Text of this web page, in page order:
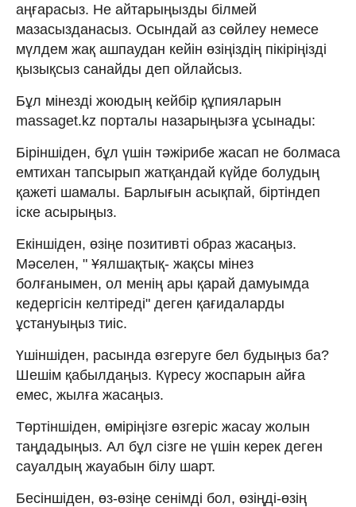
аңғарасыз. Не айтарыңызды білмей
мазасызданасыз. Осындай аз сөйлеу немесе
мүлдем жақ ашпаудан кейін өзіңіздің пікіріңізді
қызықсыз санайды деп ойлайсыз.
Бұл мінезді жоюдың кейбір құпияларын
massaget.kz порталы назарыңызға ұсынады:
Біріншіден, бұл үшін тәжірибе жасап не болмаса
емтихан тапсырып жатқандай күйде болудың
қажеті шамалы. Барлығын асықпай, біртіндеп
іске асырыңыз.
Екіншіден, өзіңе позитивті образ жасаңыз.
Мәселен, " Ұялшақтық- жақсы мінез
болғанымен, ол менің ары қарай дамуымда
кедергісін келтіреді" деген қағидаларды
ұстануыңыз тиіс.
Үшіншіден, расында өзгеруге бел будыңыз ба?
Шешім қабылдаңыз. Күресу жоспарын айға
емес, жылға жасаңыз.
Төртіншіден, өміріңізге өзгеріс жасау жолын
таңдадыңыз. Ал бұл сізге не үшін керек деген
сауалдың жауабын білу шарт.
Бесіншіден, өз-өзіңе сенімді бол, өзіңді-өзің